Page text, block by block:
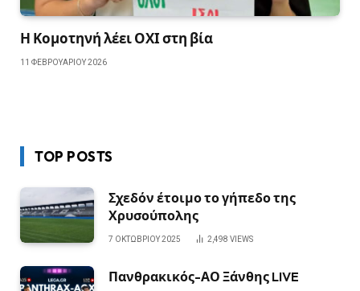
Η Κομοτηνή λέει ΟΧΙ στη βία
11 ΦΕΒΡΟΥΑΡΊΟΥ 2026
TOP POSTS
Σχεδόν έτοιμο το γήπεδο της
Χρυσούπολης
7 ΟΚΤΩΒΡΊΟΥ 2025 2,498 VIEWS
Πανθρακικός-ΑΟ Ξάνθης LIVE